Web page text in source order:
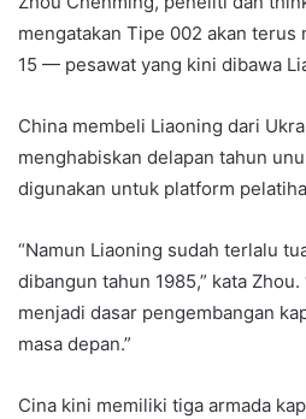
mengatakan Tipe 002 akan
15 — pesawat yang kini dibawa
China membeli Liaoning dari
menghabiskan delapan tahun
digunakan untuk platform
“Namun Liaoning sudah terlalu
dibangun tahun 1985,” kata
menjadi dasar pengembangan
masa depan.”
Cina kini memiliki tiga armada